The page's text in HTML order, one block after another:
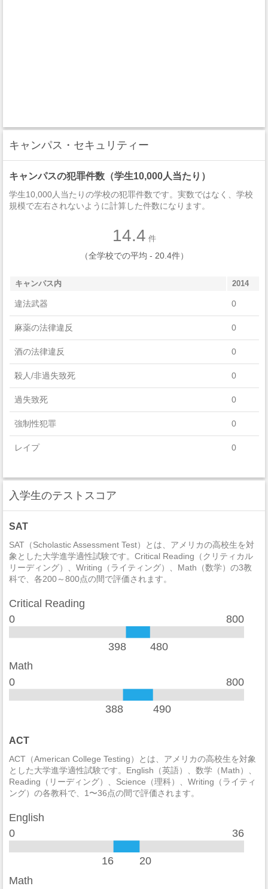
キャンパス・セキュリティー
キャンパスの犯罪件数（学生10,000人当たり）
学生10,000人当たりの学校の犯罪件数です。実数ではなく、学校
規模で左右されないように計算した件数になります。
14.4 件
（全学校での平均 - 20.4件）
キャンパス内 2014
違法武器 0
麻薬の法律違反 0
酒の法律違反 0
殺人/非過失致死 0
過失致死 0
強制性犯罪 0
レイプ 0
非強制性犯罪
法定強姦 0
強盗 0
3
自動車盗難 0
放火
入学生のテストスコア
SAT
SAT（Scholastic Assessment Test）とは、アメリカの高校生を対
象とした大学進学適性試験です。Critical Reading（クリティカル
リーディング）、Writing（ライティング）、Math（数学）の3教
科で、各200～800点の間で評価されます。
Critical Reading
0 800
398 480
Math
0
800
388 490
ACT
ACT（American College Testing）とは、アメリカの高校生を対象
とした大学進学適性試験です。English（英語）、数学（Math）、
Reading（リーディング）、Science（理科）、Writing（ライティ
ング）の各教科で、1〜36点の間で評価されます。
English
0
36
16 20
Math